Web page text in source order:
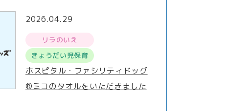
2026.04.29
リラのいえ
きょうだい児保育
ホスピタル・ファシリティドッグ
®ミコのタオルをいただきました